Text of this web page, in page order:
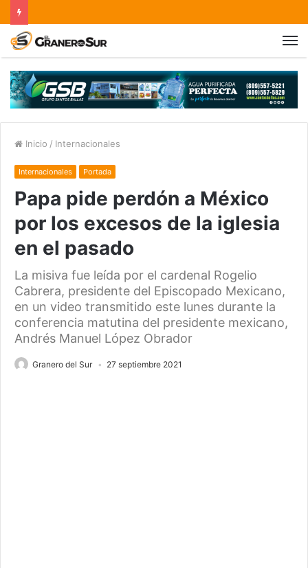
Inicio / Internacionales
Internacionales Portada
Papa pide perdón a México
por los excesos de la iglesia
en el pasado
La misiva fue leída por el cardenal Rogelio
Cabrera, presidente del Episcopado Mexicano,
en un video transmitido este lunes durante la
conferencia matutina del presidente mexicano,
Andrés Manuel López Obrador
Granero del Sur 27 septiembre 2021